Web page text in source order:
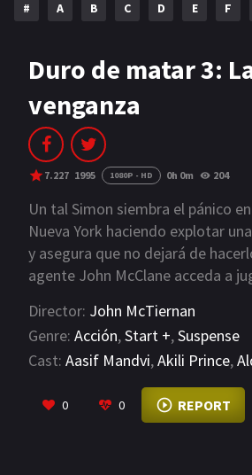
AÑOS
2023
2021
2019 2018
2014 2006
2002 2001
2000 1990
PELICULAS
# A B C D E F
Duro de matar 3:
venganza
7.227 1995 1080P - HD 0h 0m 204
Un tal Simon siembra el pánico
Nueva York haciendo explotar
y asegura que no dejará de
agente John McClane acceda a
un electricista de Harlem, el
trepidante carrera para resolver
planteadas por el terrorista y al
para averiguar sus intenciones
Director: John McTiernan
Genre: Acción,Start +,Suspense
Cast: Aasif Mandvi,Akili Prince,
0 0 REPORT